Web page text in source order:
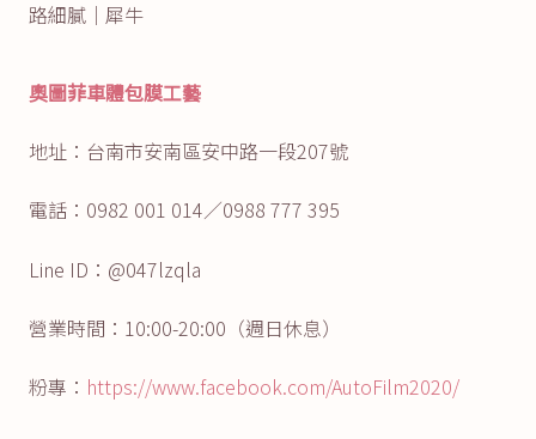
奧圖菲車體包膜工藝
地址：台南市安南區安中路一段207號
電話：0982 001 014／0988 777 395
Line ID：@047lzqla
營業時間：10:00-20:00（週日休息）
粉專： https://www.facebook.com/AutoFilm2020/